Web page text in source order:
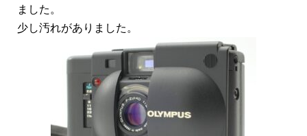
ました。
少し汚れがありました。